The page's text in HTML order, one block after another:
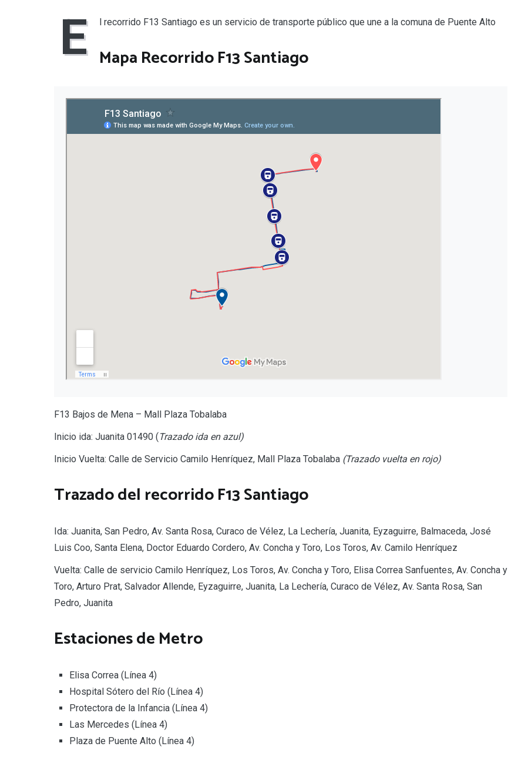
E l recorrido F13 Santiago es un servicio de transporte público que une a la comuna de Puente Alto
Mapa Recorrido F13 Santiago
F13 Bajos de Mena – Mall Plaza Tobalaba
Inicio ida: Juanita 01490 (Trazado ida en azul)
Inicio Vuelta: Calle de Servicio Camilo Henríquez, Mall Plaza Tobalaba (Trazado vuelta en rojo)
Trazado del recorrido F13 Santiago
Ida: Juanita, San Pedro, Av. Santa Rosa, Curaco de Vélez, La Lechería, Juanita, Eyzaguirre, Balmaceda, José
Luis Coo, Santa Elena, Doctor Eduardo Cordero, Av. Concha y Toro, Los Toros, Av. Camilo Henríquez
Vuelta: Calle de servicio Camilo Henríquez, Los Toros, Av. Concha y Toro, Elisa Correa Sanfuentes, Av. Concha y
Toro, Arturo Prat, Salvador Allende, Eyzaguirre, Juanita, La Lechería, Curaco de Vélez, Av. Santa Rosa, San
Pedro, Juanita
Estaciones de Metro
Elisa Correa (Línea 4)
Hospital Sótero del Río (Línea 4)
Protectora de la Infancia (Línea 4)
Las Mercedes (Línea 4)
Plaza de Puente Alto (Línea 4)